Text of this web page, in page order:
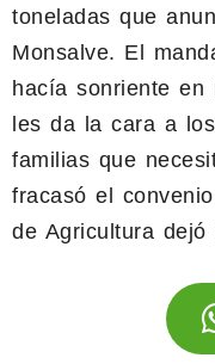
toneladas que
Monsalve. El
hacía sonriente en
les da la cara a
familias que
fracasó el
de Agricultura dejó